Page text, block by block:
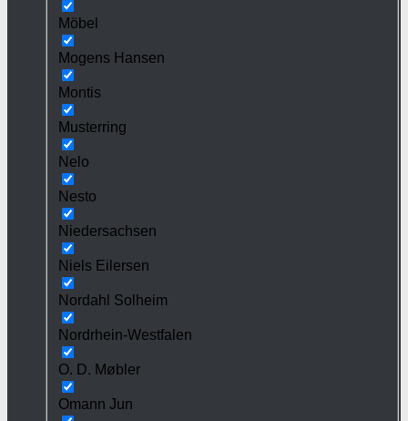
Möbel
Mogens Hansen
Montis
Musterring
Nelo
Nesto
Niedersachsen
Niels Eilersen
Nordahl Solheim
Nordrhein-Westfalen
O. D. Møbler
Omann Jun